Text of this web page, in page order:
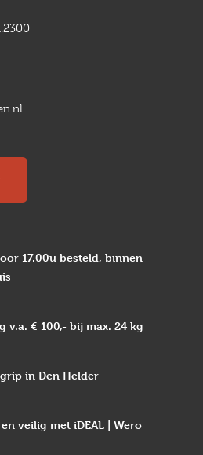
17.00u besteld, binnen
v.a. € 100,- bij max. 24 kg
in Den Helder
veilig met iDEAL | Wero